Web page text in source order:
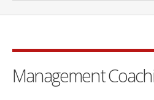
Management